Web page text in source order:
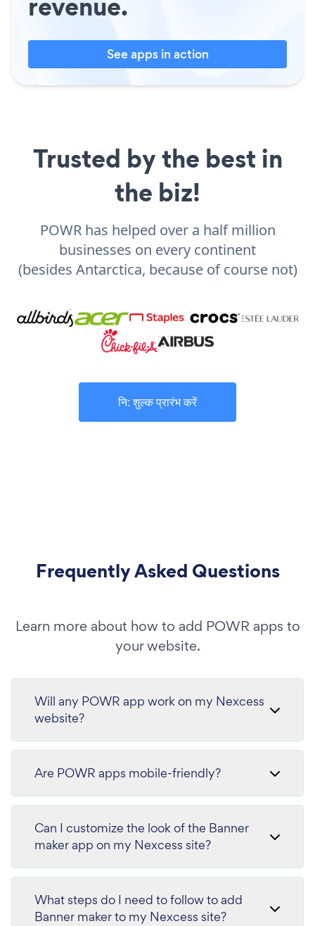
See apps in action
Trusted by the best in
the biz!
POWR has helped over a half million
businesses on every continent
(besides Antarctica, because of course not)
नि: शुल्क प्रारंभ करें
Frequently Asked Questions
Learn more about how to add POWR apps to
your website.
Will any POWR app work on my Nexcess
website?
Are POWR apps mobile-friendly?
Can I customize the look of the Banner
maker app on my Nexcess site?
What steps do I need to follow to add
Banner maker to my Nexcess site?